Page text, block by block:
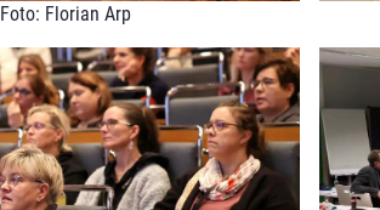
Foto: Florian Arp